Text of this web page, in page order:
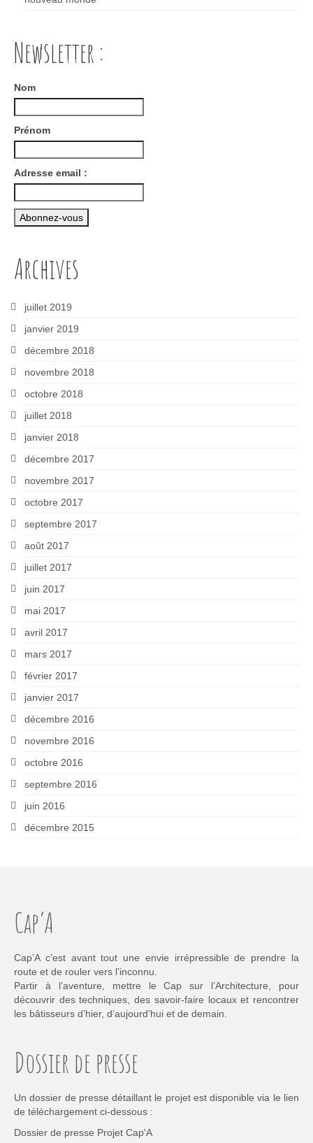
Newsletter :
Nom
Prénom
Adresse email :
Archives
juillet 2019
janvier 2019
décembre 2018
novembre 2018
octobre 2018
juillet 2018
janvier 2018
décembre 2017
novembre 2017
octobre 2017
septembre 2017
août 2017
juillet 2017
juin 2017
mai 2017
avril 2017
mars 2017
février 2017
janvier 2017
décembre 2016
novembre 2016
octobre 2016
septembre 2016
juin 2016
décembre 2015
Cap’A
Cap’A c’est avant tout une envie irrépressible de prendre la
route et de rouler vers l’inconnu.
Partir à l’aventure, mettre le Cap sur l’Architecture, pour
découvrir des techniques, des savoir-faire locaux et rencontrer
les bâtisseurs d’hier, d’aujourd’hui et de demain.
Dossier de presse
Un dossier de presse détaillant le projet est disponible via le lien
de téléchargement ci-dessous :
Dossier de presse Projet Cap'A